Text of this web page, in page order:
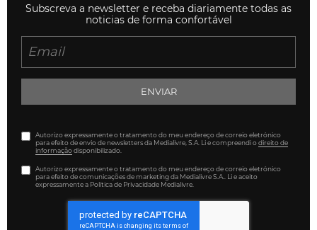
Subscreva a newsletter e receba diariamente todas as
noticias de forma confortável
ENVIAR
Autorizo expressamente o tratamento do meu endereço de correio eletrónico
para efeito de envio de newsletters da Medialivre, S.A. Li e compreendi odireito de
informaçãodisponibilizado.
Autorizo expressamente o tratamento do meu endereço de correio eletrónico
para efeito de comunicações de marketing da Medialivre S.A.. Li e aceito
expressamente a Política de Privacidade Medialivre.